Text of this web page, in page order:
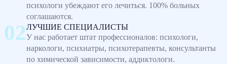
психологи убеждают его лечиться. 100% больных
соглашаются.
ЛУЧШИЕ СПЕЦИАЛИСТЫ
У нас работает штат профессионалов: психологи,
наркологи, психиатры, психотерапевты, консультанты
по химической зависимости, аддиктологи.